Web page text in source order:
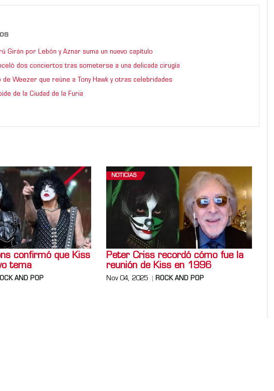
Girán por Lebón y Aznar suma un nuevo capítulo
dos conciertos tras someterse a una delicada cirugía
de Weezer que reúne a Tony Hawk y otras celebridades
de la Ciudad de la Furia
confirmó que Kiss
tema
AND POP
NOTICIAS
Peter Criss recordó cómo fue la
reunión de Kiss en 1996
Nov 04, 2025 ROCK AND POP